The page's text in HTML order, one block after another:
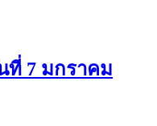
ที่ 7 มกราคม